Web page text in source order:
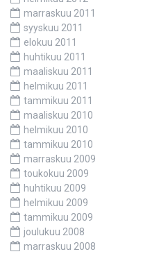
marraskuu 2011
syyskuu 2011
elokuu 2011
huhtikuu 2011
maaliskuu 2011
helmikuu 2011
tammikuu 2011
maaliskuu 2010
helmikuu 2010
tammikuu 2010
marraskuu 2009
toukokuu 2009
huhtikuu 2009
helmikuu 2009
tammikuu 2009
joulukuu 2008
marraskuu 2008